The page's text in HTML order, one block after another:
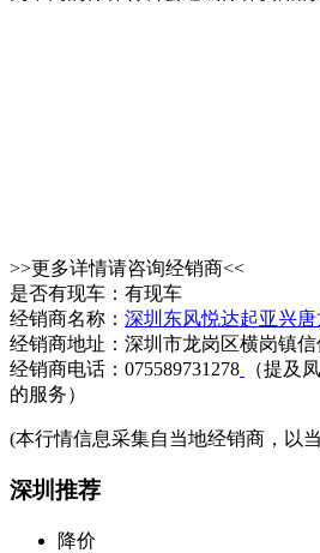
>>更多详情请咨询经销商<<
是否有现车：有现车
经销商名称： 深圳东风悦达起亚兴唐
经销商地址：深圳市龙岗区横岗镇
经销商电话：075589731278
（提及
的服务）
(本行情信息采集自当地经销商，以
深圳推荐
降价